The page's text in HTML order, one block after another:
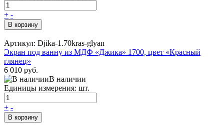
+ -
В корзину
Артикул: Djika-1.70kras-glyan
Экран под ванну из МДФ «Джика» 1700, цвет «Красный
глянец»
6 010 руб.
В наличии
Единицы измерения: шт.
+ -
В корзину